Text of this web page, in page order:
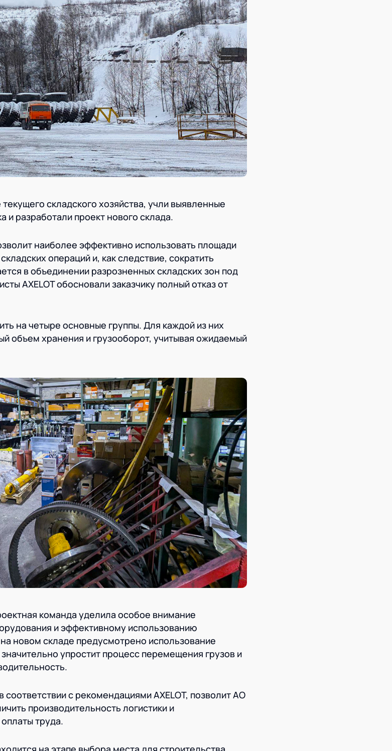
складского хозяйства, учли выявленные
и разработали проект нового склада.
наиболее эффективно использовать площади
операций и, как следствие, сократить
в объединении разрозненных складских зон под
AXELOT обосновали заказчику полный отказ от
на четыре основные группы. Для каждой из них
объем хранения и грузооборот, учитывая ожидаемый
команда уделила особое внимание
и эффективному использованию
новом складе предусмотрено использование
упростит процесс перемещения грузов и
с рекомендациями AXELOT, позволит АО
производительность логистики и
труда.